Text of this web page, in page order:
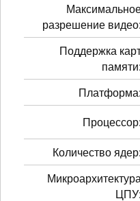
разрешение видео:
Поддержка
памяти:
Платформа:
Процессор:
Количество ядер:
Микроархитектура
ЦПУ: